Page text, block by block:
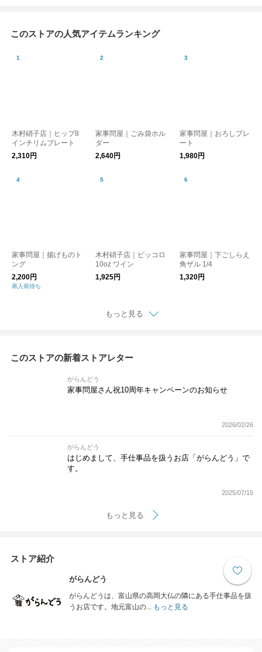
このストアの人気アイテムランキング
木村硝子店｜ヒップ8
インチリムプレート
2,310円
家事問屋｜ごみ袋ホル
ダー
2,640円
家事問屋｜おろしプレ
ート
1,980円
家事問屋｜揚げものト
ング
2,200円
再入荷待ち
木村硝子店｜ピッコロ
10oz ワイン
1,925円
家事問屋｜下ごしらえ
角ザル 1/4
1,320円
もっと見る
このストアの新着ストアレター
がらんどう
家事問屋さん祝10周年キャンペーンのお知らせ
2026/02/26
がらんどう
はじめまして、手仕事品を扱うお店「がらんどう」で
す。
2025/07/15
もっと見る
ストア紹介
がらんどう
がらんどうは、富山県の高岡大仏の隣にある手仕事品を扱
うお店です。地元富山の...もっと見る